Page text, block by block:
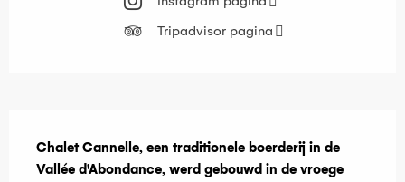
Tripadvisor pagina
Chalet Cannelle, een traditionele boerderij in de
Vallée d'Abondance, werd gebouwd in de vroege